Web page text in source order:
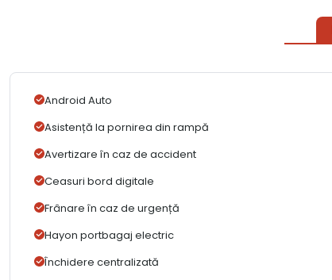
Android Auto
Asistență la pornirea din rampă
Avertizare în caz de accident
Ceasuri bord digitale
Frânare în caz de urgență
Hayon portbagaj electric
Închidere centralizată